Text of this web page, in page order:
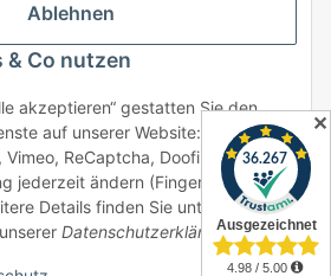
widerrufen
gesetzlicher USt., zzgl.Versand
Alle Rechte vorbehalten.
u. Bezeichnungen sind
u. Marken der jeweiligen
nur zur Verdeutlichung der
Produkte mit den Produkten
Ablehnen
& Co nutzen
akzeptieren“ gestatten Sie den
auf unserer Website: Technisch
Vimeo, ReCaptcha, Doofinder. Sie
jederzeit ändern (Fingerabdruck-
Details finden Sie unter
Datenschutzerklärung.
✕